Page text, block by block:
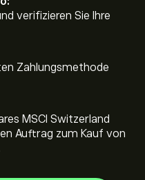
verifizieren Sie Ihre
Zahlungsmethode
MSCI Switzerland
Auftrag zum Kauf von